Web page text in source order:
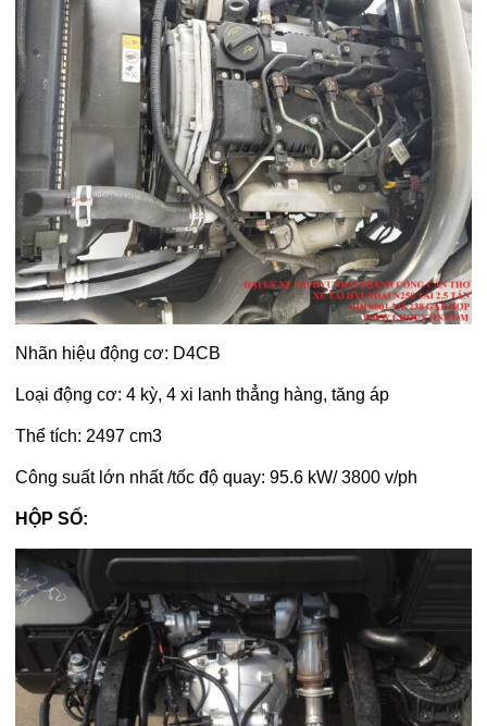
Nhãn hiệu động cơ: D4CB
Loại động cơ: 4 kỳ, 4 xi lanh thẳng hàng, tăng áp
Thể tích: 2497 cm3
Công suất lớn nhất /tốc độ quay: 95.6 kW/ 3800 v/ph
HỘP SỐ: